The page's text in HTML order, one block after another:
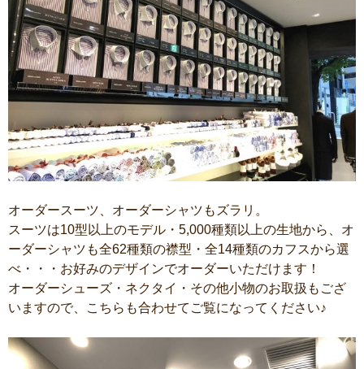
オーダースーツ、オーダーシャツもズラリ。
スーツは10型以上のモデル・5,000種類以上の生地から、オ
ーダーシャツも全62種類の襟型・全14種類のカフスから選
べ・・・お好みのデザインでオーダーいただけます！
オーダーシューズ・ネクタイ・その他小物のお取扱もござ
いますので、こちらも合わせてご覧になってください♪